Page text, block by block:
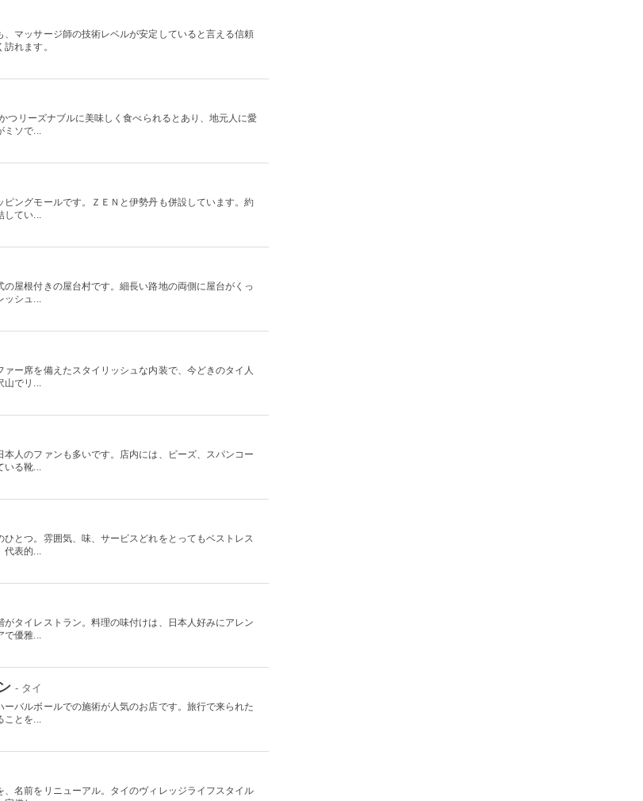
マッサージ師の技術レベルが安定していると言える信頼
れます。
つリーズナブルに美味しく食べられるとあり、地元人に愛
ミソで...
ングモールです。ＺＥＮと伊勢丹も併設しています。約
してい...
の屋根付きの屋台村です。細長い路地の両側に屋台がくっ
ッシュ...
ー席を備えたスタイリッシュな内装で、今どきのタイ人
山でリ...
人のファンも多いです。店内には、ビーズ、スパンコー
いる靴...
とつ。雰囲気、味、サービスどれをとってもベストレス
代表的...
タイレストラン。料理の味付けは、日本人好みにアレン
で優雅...
- タイ
バルボールでの施術が人気のお店です。旅行で来られた
ことを...
名前をリニューアル。タイのヴィレッジライフスタイル